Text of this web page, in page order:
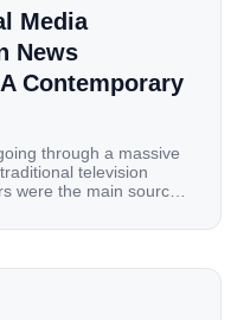
Media
News
Contemporary
through a massive
television
were the main sources
and high-speed
where consumers